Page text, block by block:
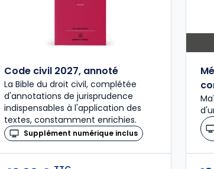
Code civil 2027, annoté
La Bible du droit civil, complétée
d'annotations de jurisprudence
indispensables à l'application des
textes, constamment enrichies.
Supplément numérique inclus